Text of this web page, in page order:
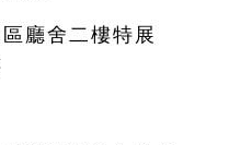
廳舍二樓特展